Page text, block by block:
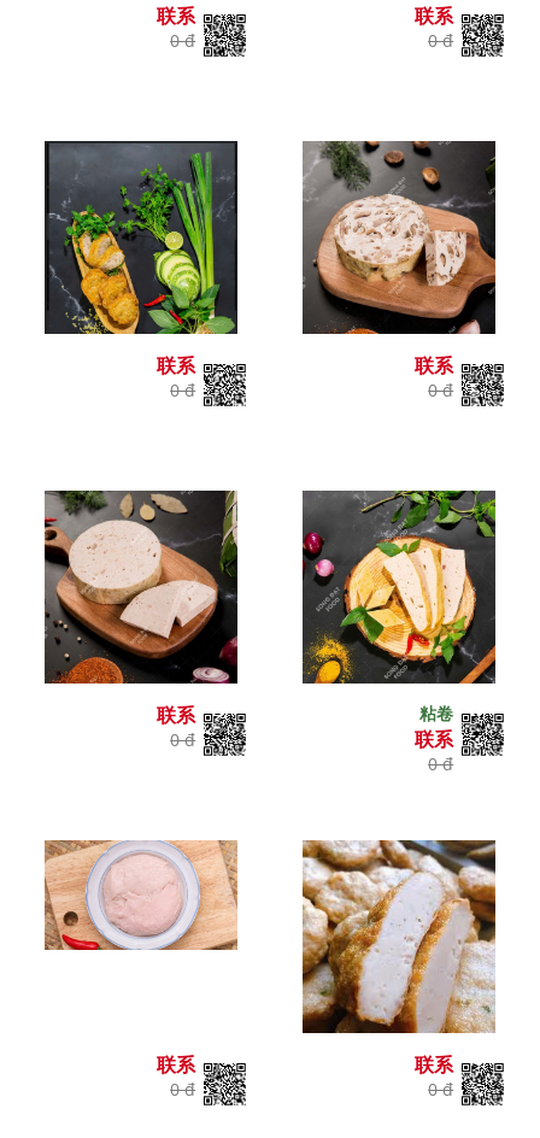
联系
0 đ
联系
0 đ
联系
0 đ
联系
0 đ
联系
0 đ
粘卷
联系
0 đ
联系
0 đ
联系
0 đ